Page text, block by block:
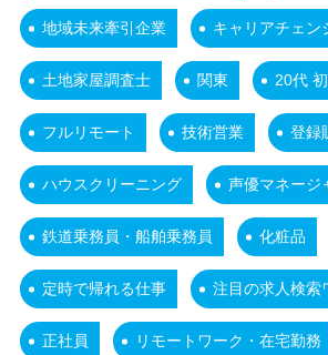
地域未来牽引企業 キャリアチェン
土地家屋調査士 関東 20代
フルリモート 技術営業 登録
ハウスクリーニング 声優マネージ
鉄道乗務員・船舶乗務員 化粧品
定時で帰れる仕事 注目の求人検索
正社員 リモートワーク・在宅勤務